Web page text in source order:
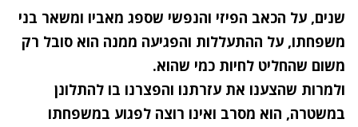
שנים, על הכאב הפיזי והנפשי שספג מאביו ומשאר בני
משפחתו, על ההתעללות והפגיעה ממנה הוא סובל רק
משום שהחליט לחיות כמי שהוא.
ולמרות שהצענו את עזרתנו והפצרנו בו להתלונן
במשטרה, הוא מסרב ואינו רוצה לפגוע במשפחתו